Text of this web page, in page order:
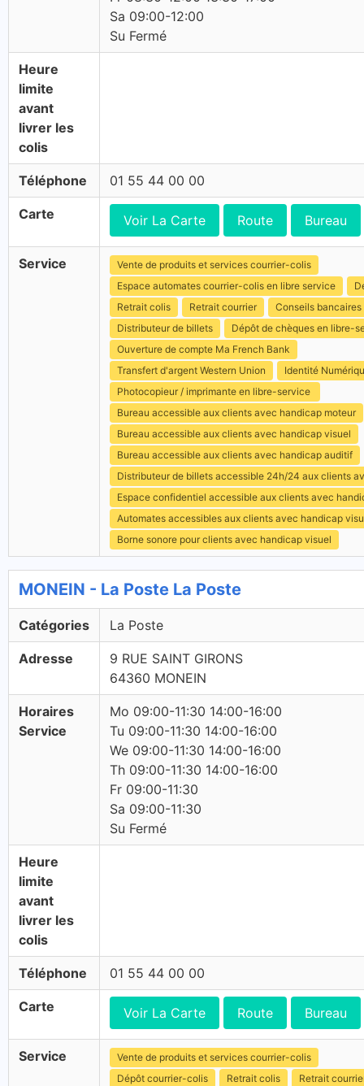
Sa 09:00-12:00
Su Fermé
Heure
limite
avant
livrer les
colis
Téléphone 01 55 44 00 00
Carte Voir La Carte Route Bureau
Service
Vente de produits et services courrier-colis
Espace automates courrier-colis en libre service
Retrait colis
Retrait courrier
Conseils bancaires
Distributeur de billets
Dépôt de chèques en libre-
Ouverture de compte Ma French Bank
Transfert d'argent Western Union
Identité
Photocopieur / imprimante en libre-service
Bureau accessible aux clients avec handicap moteur
Bureau accessible aux clients avec handicap visuel
Bureau accessible aux clients avec handicap auditif
Distributeur de billets accessible 24h/24 aux clients
Espace confidentiel accessible aux clients avec
Automates accessibles aux clients avec handicap
Borne sonore pour clients avec handicap visuel
MONEIN - La Poste La Poste
Catégories La Poste
Adresse
9 RUE SAINT GIRONS
64360 MONEIN
Horaires
Service
Mo 09:00-11:30 14:00-16:00
Tu 09:00-11:30 14:00-16:00
We 09:00-11:30 14:00-16:00
Th 09:00-11:30 14:00-16:00
Fr 09:00-11:30
Sa 09:00-11:30
Su Fermé
Heure
limite
avant
livrer les
colis
Téléphone 01 55 44 00 00
Carte Voir La Carte Route Bureau
Service
Vente de produits et services courrier-colis
Dépôt courrier-colis
Retrait colis
Retrait